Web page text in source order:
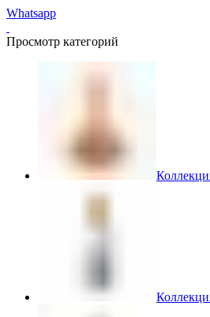
Whatsapp
Просмотр категорий